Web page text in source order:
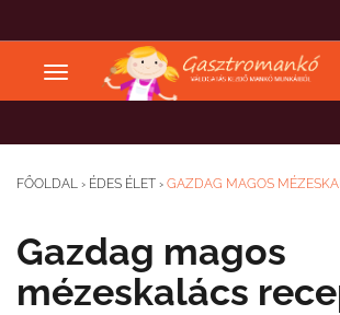
FŐOLDAL › ÉDES ÉLET › GAZDAG MAGOS
Gazdag magos
mézeskalács